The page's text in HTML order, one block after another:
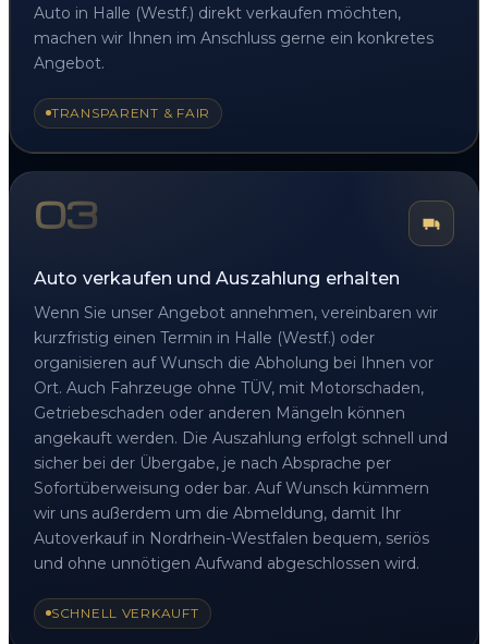
Auto in Halle (Westf.) direkt verkaufen möchten,
machen wir Ihnen im Anschluss gerne ein konkretes
Angebot.
TRANSPARENT & FAIR
03
Auto verkaufen und Auszahlung erhalten
Wenn Sie unser Angebot annehmen, vereinbaren wir
kurzfristig einen Termin in Halle (Westf.) oder
organisieren auf Wunsch die Abholung bei Ihnen vor
Ort. Auch Fahrzeuge ohne TÜV, mit Motorschaden,
Getriebeschaden oder anderen Mängeln können
angekauft werden. Die Auszahlung erfolgt schnell und
sicher bei der Übergabe, je nach Absprache per
Sofortüberweisung oder bar. Auf Wunsch kümmern
wir uns außerdem um die Abmeldung, damit Ihr
Autoverkauf in Nordrhein-Westfalen bequem, seriös
und ohne unnötigen Aufwand abgeschlossen wird.
SCHNELL VERKAUFT